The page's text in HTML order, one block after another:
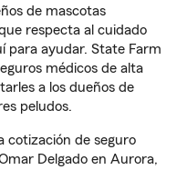
de mascotas
respecta al cuidado
para ayudar. State Farm
médicos de alta
a los dueños de
peludos.
cotización de seguro
Delgado en Aurora,